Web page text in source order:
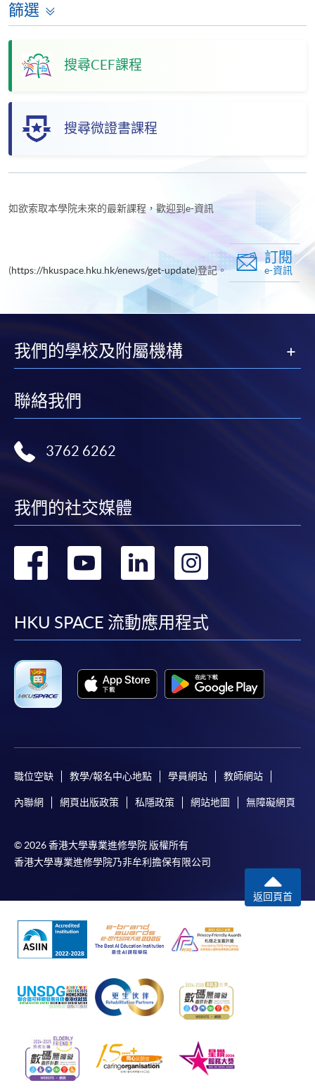
篩選
搜尋CEF課程
搜尋微證書課程
如欲索取本學院未來的最新課程，歡迎到e-資訊
(https://hkuspace.hku.hk/enews/get-update)登記。
訂閱
e-資訊
我們的學校及附屬機構
聯絡我們
3762 6262
我們的社交媒體
轉
facebook
轉
youtube
轉
linkedin
轉
HKU SPACE 流動應用程式
職位空缺 教學/報名中心地點 學員網站 教師網站
內聯網 網頁出版政策 私隱政策 網站地圖 無障礙網頁
© 2026 香港大學專業進修學院 版權所有
香港大學專業進修學院乃非牟利擔保有限公司
返回頁首